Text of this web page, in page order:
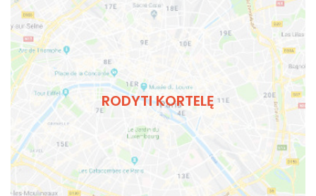
RODYTI KORTELĘ